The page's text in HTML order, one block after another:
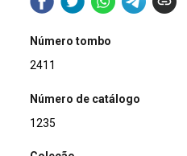
Número tombo
2411
Número de catálogo
1235